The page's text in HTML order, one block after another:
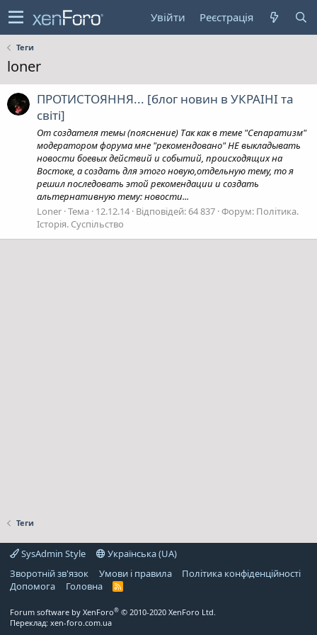
Увійти Реєстрація
Теги
loner
ПРОТИСТОЯННЯ... [блог новин в УКРАIНI та
свiтi]
От создателя темы (пояснение) Так как в теме "Сепаратизм"
модератором форума мне "рекомендовано" НЕ выкладывать
новости боевых действий и событий, происходящих на
Востоке, а создать для этого новую,отдельную тему, то я
решил последовать этой рекомендации и создать
альтернативную тему: новости...
Loner Тема 12.12.14 Відповідей: 64 837 Форум: Політика.
Історія. Суспільство
Теги
SysAdmin Style
Українська (UA)
Зворотній зв'язок
Умови і правила
Політика конфіденційності
Дoпoмoга
Головна
R
Forum software by XenForo® © 2010-2020 XenForo Ltd.
Переклад: xen-foro.com.ua